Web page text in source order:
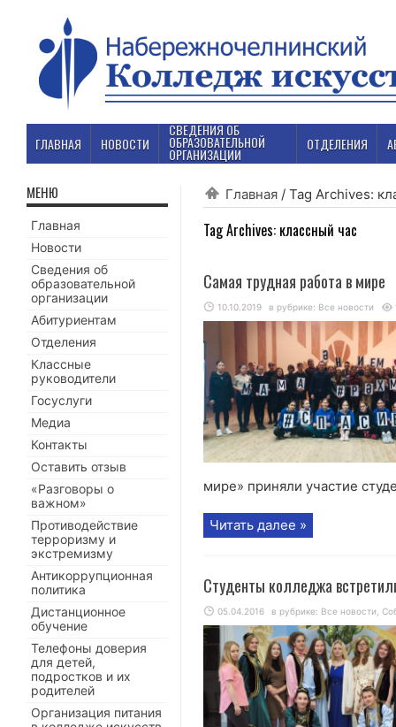
ГЛАВНАЯ НОВОСТИ
СВЕДЕНИЯ ОБ
ОБРАЗОВАТЕЛЬНОЙ
ОРГАНИЗАЦИИ
ОТДЕЛЕНИЯ
Главная / Tag Archives:
Tag Archives: классный час
Самая трудная работа в мире
10.10.2019 в рубрике: Все новости
мире» приняли участие
Читать далее »
Студенты колледжа
05.04.2016 в рубрике: Все новости
МЕНЮ
Главная
Новости
Сведения об
образовательной
организации
Абитуриентам
Отделения
Классные
руководители
Госуслуги
Медиа
Контакты
Оставить отзыв
«Разговоры о
важном»
Противодействие
терроризму и
экстремизму
Антикоррупционная
политика
Дистанционное
обучение
Телефоны доверия
для детей,
подростков и их
родителей
Организация питания